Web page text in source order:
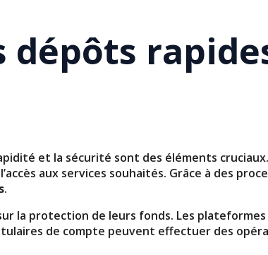
dépôts
et la sécurité sont des éléments
aux services souhaités. Grâce à des
.
la protection de leurs fonds. Les
de compte peuvent effectuer des